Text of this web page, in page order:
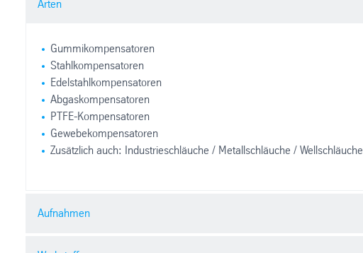
Arten
Gummikompensatoren
Stahlkompensatoren
Edelstahlkompensatoren
Abgaskompensatoren
PTFE-Kompensatoren
Gewebekompensatoren
Zusätzlich auch: Industrieschläuche / Metallschläuche / Wellschläuche
Aufnahmen